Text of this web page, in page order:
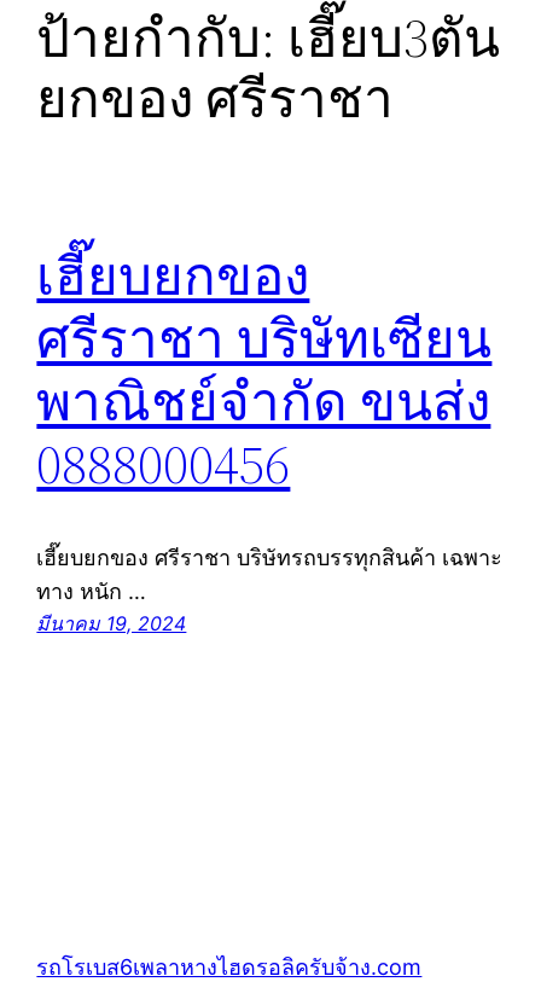
ป้ายกำกับ: เฮี๊ยบ3ตัน
ยกของ ศรีราชา
เฮี๊ยบยกของ
ศรีราชา บริษัทเซียน
พาณิชย์จำกัด ขนส่ง
0888000456
เฮี๊ยบยกของ ศรีราชา บริษัทรถบรรทุกสินค้า เฉพาะ
ทาง หนัก …
มีนาคม 19, 2024
รถโรเบส6เพลาหางไฮดรอลิครับจ้าง.com